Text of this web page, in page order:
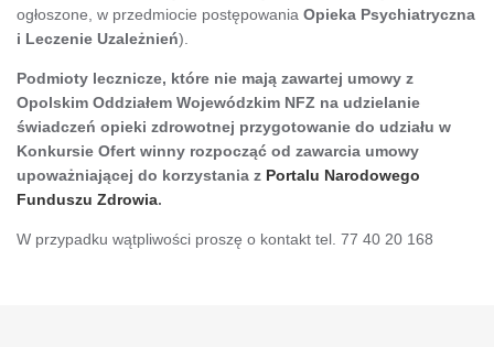
ogłoszone, w przedmiocie postępowania Opieka Psychiatryczna
i Leczenie Uzależnień).
Podmioty lecznicze, które nie mają zawartej umowy z
Opolskim Oddziałem Wojewódzkim NFZ na udzielanie
świadczeń opieki zdrowotnej przygotowanie do udziału w
Konkursie Ofert winny rozpocząć od zawarcia umowy
upoważniającej do korzystania z Portalu Narodowego
Funduszu Zdrowia.
W przypadku wątpliwości proszę o kontakt tel. 77 40 20 168